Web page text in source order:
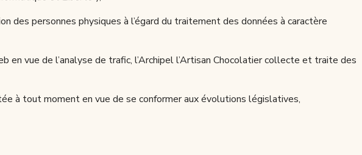
personnes physiques à l’égard du traitement des données à caractère
vue de l’analyse de trafic, l’Archipel l’Artisan Chocolatier collecte et traite des
à tout moment en vue de se conformer aux évolutions législatives,